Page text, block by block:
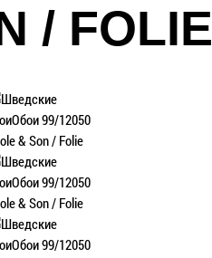
/ FOLIE